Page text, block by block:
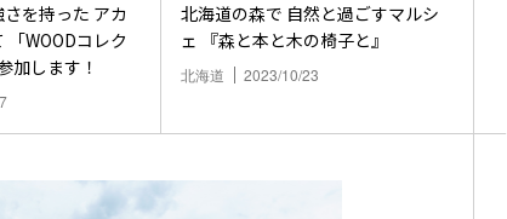
を持った アカ
WOODコレク
加します！
北海道の森で 自然と過ごすマルシ
ェ 『森と本と木の椅子と』
北海道 2023/10/23